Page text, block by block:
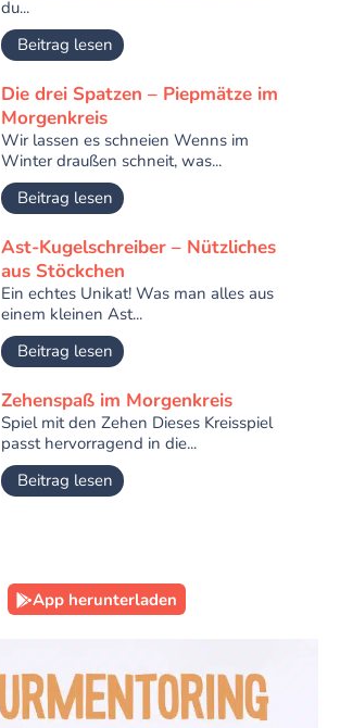
du...
Beitrag lesen
Die drei Spatzen – Piepmätze im
Morgenkreis
Wir lassen es schneien Wenns im
Winter draußen schneit, was...
Beitrag lesen
Ast-Kugelschreiber – Nützliches
aus Stöckchen
Ein echtes Unikat! Was man alles aus
einem kleinen Ast...
Beitrag lesen
Zehenspaß im Morgenkreis
Spiel mit den Zehen Dieses Kreisspiel
passt hervorragend in die...
Beitrag lesen
App herunterladen